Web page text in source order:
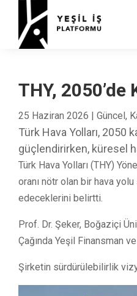
THY,
25 Haziran 2026 | Güncel,
Türk Hava Yolları, 2050
güçlendirirken, küresel
Türk Hava Yolları (THY)
oranı nötr olan bir hava
edeceklerini belirtti.
Prof. Dr. Şeker, Boğaziçi
Çağında Yeşil Finansman
Şirketin sürdürülebilirlik